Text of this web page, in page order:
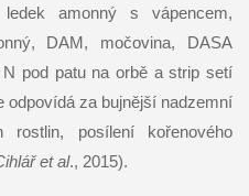
amonný s vápencem,
DAM, močovina, DASA
pod patu na orbě a strip setí
za bujnější nadzemní
posílení kořenového
et al., 2015).